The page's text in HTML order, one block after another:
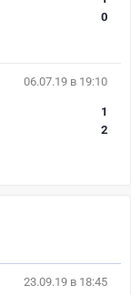
0
06.07.19 в 19:10
1
2
23.09.19 в 18:45